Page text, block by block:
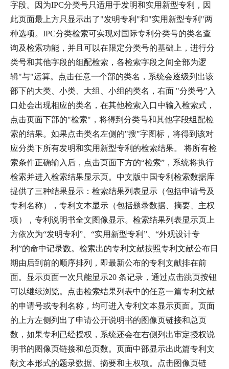
字段。因为IPC分类号只适用于发明和实用新型专利，因
此页面最上方只显示出了"发明专利"和"实用新型专利"两
种选项。IPC分类检索可实现对国际专利分类号的类名查
询及检索功能，并且可以在限定分类号的基础上，进行分
类号和其他字段的组配检索，各检索字段之间全部为逻
辑"与"运算。点击任意一个部的类名，系统会逐级列出该
部下的大类、小类、大组、小组的类名，右面 "分类号"入
口处会出现相应的类名，在其他检索入口中输入检索式，
点击页面下部的"检索"，将得到分类号和其他字段组配检
索的结果。如果点击类名左侧的"搜"字图标，将得到该对
应分类下所有发明和实用新型专利的检索结果。 将所有检
索条件正确输入后，点击页面下方的“检索”，系统将执行
检索并进入检索结果显示页。中文版中国专利检索数据库
提供了三种结果显示：检索结果列表显示（包括申请号及
专利名称），专利文本显示（包括题录数据、摘要、主权
项），专利说明书全文图像显示。检索结果列表显示页上
方依次为“发明专利”、“实用新型专利”、“外观设计专
利”的命中记录数。检索出的专利文献按照专利文献公布日
期由后到前的顺序排列，即最新公布的专利文献排在前
面。显示页面一次只能显示20 条记录，通过点击跳页按钮
可以继续浏览。点击检索结果列表中的任意一篇专利文献
的申请号或专利名称，均可进入专利文本显示页面。页面
的上方左侧列出了申请公开说明书的图像页链接和总页
数，如果专利已经授权，系统还会在右侧列出审定授权说
明书的图像页链接和总页数。页面中部显示出此篇专利文
献文本形式的题录数据、摘要和主权项。点击图像页链